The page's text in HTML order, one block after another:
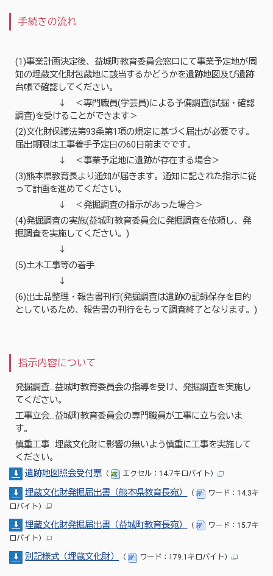
手続きの流れ
(1)事業計画決定後、益城町教育委員会窓口にて事業予定地が周
知の埋蔵文化財包蔵地に該当するかどうかを遺跡地図及び遺跡
台帳で確認してください。
↓ ＜専門職員(学芸員)による予備調査(試掘・確認
調査)を受けることができます＞
(2)文化財保護法第93条第1項の規定に基づく届出が必要です。
届出期限は工事着手予定日の60日前までです。
↓ ＜事業予定地に遺跡が存在する場合＞
(3)熊本県教育長より通知が届きます。通知に記された指示に従
って計画を進めてください。
↓ ＜発掘調査の指示があった場合＞
(4)発掘調査の実施(益城町教育委員会に発掘調査を依頼し、発
掘調査を実施してください。)
↓
(5)土木工事等の着手
↓
(6)出土品整理・報告書刊行(発掘調査は遺跡の記録保存を目的
としているため、報告書の刊行をもって調査終了となります。)
指示内容について
発掘調査…益城町教育委員会の指導を受け、発掘調査を実施し
てください。
工事立会…益城町教育委員会の専門職員が工事に立ち会いま
す。
慎重工事…埋蔵文化財に影響の無いよう慎重に工事を実施して
ください。
遺跡地図照会受付票 （ エクセル：14.7キロバイト）
埋蔵文化財発掘届出書（熊本県教育長宛） （
ワード：14.3キ
ロバイト）
埋蔵文化財発掘届出書（益城町教育長宛） （
ワード：15.7キ
ロバイト）
別記様式（埋蔵文化財） （ ワード：179.1キロバイト）